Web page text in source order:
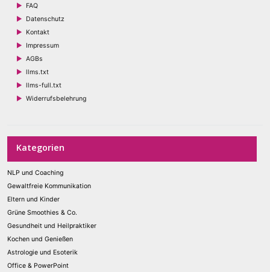
FAQ
Datenschutz
Kontakt
Impressum
AGBs
llms.txt
llms-full.txt
Widerrufsbelehrung
Kategorien
NLP und Coaching
Gewaltfreie Kommunikation
Eltern und Kinder
Grüne Smoothies & Co.
Gesundheit und Heilpraktiker
Kochen und Genießen
Astrologie und Esoterik
Office & PowerPoint